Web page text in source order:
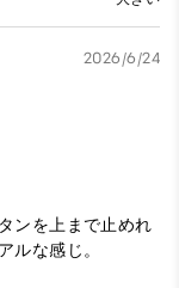
2026/6/24
ンを上まで止めれ
ルな感じ。